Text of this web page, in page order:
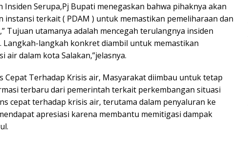
Insiden Serupa,Pj Bupati menegaskan bahwa pihaknya akan
terkait ( PDAM ) untuk memastikan pemeliharaan dan
Tujuan utamanya adalah mencegah terulangnya insiden
Langkah-langkah konkret diambil untuk memastikan
air dalam kota Salakan,”jelasnya.
Cepat Terhadap Krisis air, Masyarakat diimbau untuk tetap
terbaru dari pemerintah terkait perkembangan situasi
cepat terhadap krisis air, terutama dalam penyaluran ke
apresiasi karena membantu memitigasi dampak